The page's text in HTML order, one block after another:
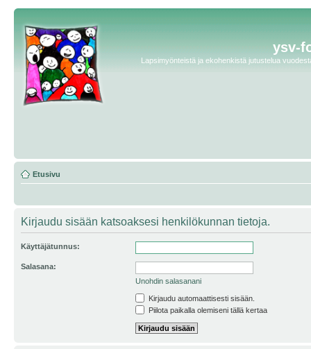
ysv-
Lapsimyönteistä ja ekohenkistä jutustelua
Etusivu
Kirjaudu sisään katsoaksesi henkilökunnan tietoja.
Käyttäjätunnus:
Salasana:
Unohdin salasanani
Kirjaudu automaattisesti sisään.
Piilota paikalla olemiseni tällä kertaa